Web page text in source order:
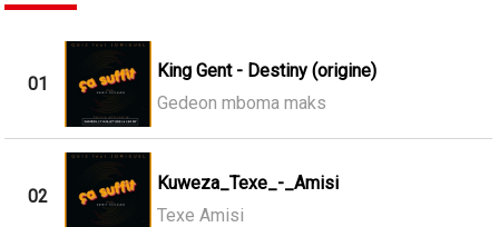
01
King Gent - Destiny (origine)
Gedeon mboma maks
02
Kuweza_Texe_-_Amisi
Texe Amisi